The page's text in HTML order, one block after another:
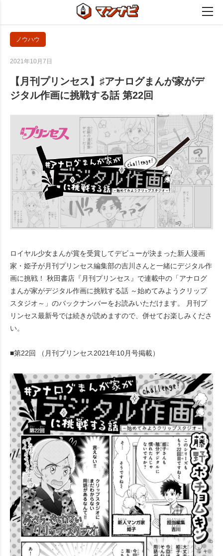
ノウハウ
2021年10月7日
【月刊プリンセス】♯アナログまんが家がデ
ジタル作画に挑戦する話 第22回
ロイヤル少女まんが賞を受賞してデビューが決まった新人漫画
家・姫子が月刊プリンセス編集部の吉川さんと一緒にデジタル作
画に挑戦！ 秋田書店『月刊プリンセス』で連載中の「アナログ
まんが家がデジタル作画に挑戦する話 ～始めてみようクリップ
スタジオ～」のバックナンバーをお読みいただけます。 月刊プ
リンセス最新号では続きが読めますので、併せてお楽しみくださ
い。
■第22回 （月刊プリンセス2021年10月号掲載）